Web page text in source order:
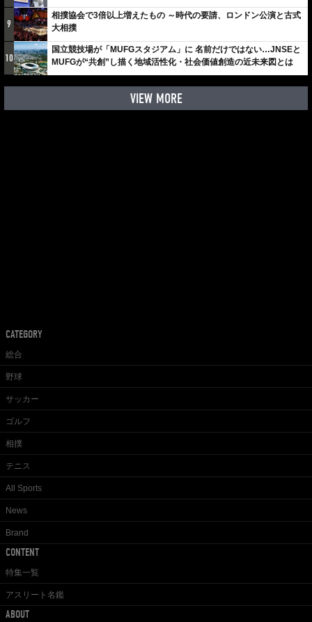
9
相撲協会で3倍以上増えたもの ～時代の要請、ロンドン公演と古式
大相撲
10
国立競技場が「MUFGスタジアム」に 名前だけではない…JNSEと
MUFGが“共創”し描く地域活性化・社会価値創造の近未来図とは
VIEW MORE
CATEGORY
総合
野球
サッカー
ゴルフ
相撲
テニス
All Sports
News
Brand
CONTENT
特集一覧
アスリート名鑑
ABOUT